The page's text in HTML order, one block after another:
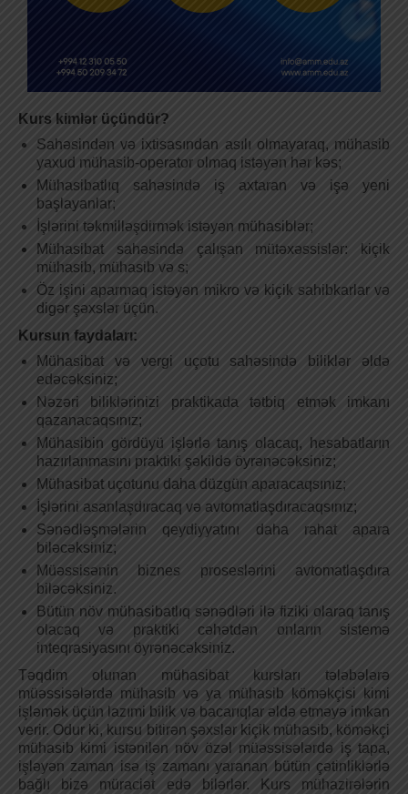
Kurs kimlər üçündür?
Sahəsindən və ixtisasından asılı olmayaraq, mühasib
yaxud mühasib-operator olmaq istəyən hər kəs;
Mühasibatlıq sahəsində iş axtaran və işə yeni
başlayanlar;
İşlərini təkmilləşdirmək istəyən mühasiblər;
Mühasibat sahəsində çalışan mütəxəssislər: kiçik
mühasib, mühasib və s;
Öz işini aparmaq istəyən mikro və kiçik sahibkarlarvə
digər şəxslər üçün.
Kursun faydaları:
Mühasibat və vergi uçotu sahəsində biliklər əldə
edəcəksiniz;
Nəzəri biliklərinizi praktikada tətbiq etmək imkanı
qazanacaqsınız;
Mühasibin gördüyü işlərlə tanış olacaq, hesabatların
hazırlanmasını praktiki şəkildə öyrənəcəksiniz;
Mühasibat uçotunu daha düzgün aparacaqsınız;
İşlərini asanlaşdıracaq və avtomatlaşdıracaqsınız;
Sənədləşmələrin qeydiyyatını daha rahat apara
biləcəksiniz;
Müəssisənin biznes proseslərini avtomatlaşdıra
biləcəksiniz.
Bütün növ mühasibatlıq sənədləri ilə fiziki olaraq tanış
olacaq və praktiki cəhətdən onların sistemə
inteqrasiyasını öyrənəcəksiniz.
Təqdim olunan mühasibat kursları tələbələrə
müəssisələrdə mühasib və ya mühasib köməkçisi kimi
işləmək üçün lazımi bilik və bacarıqlar əldə etməyə imkan
verir. Odur ki, kursu bitirən şəxslər kiçik mühasib, köməkçi
mühasib kimi istənilən növ özəl müəssisələrdə iş tapa,
işləyən zaman isə iş zamanı yaranan bütün çətinliklərlə
bağlı bizə müraciət edə bilərlər. Kurs mühazirələrin